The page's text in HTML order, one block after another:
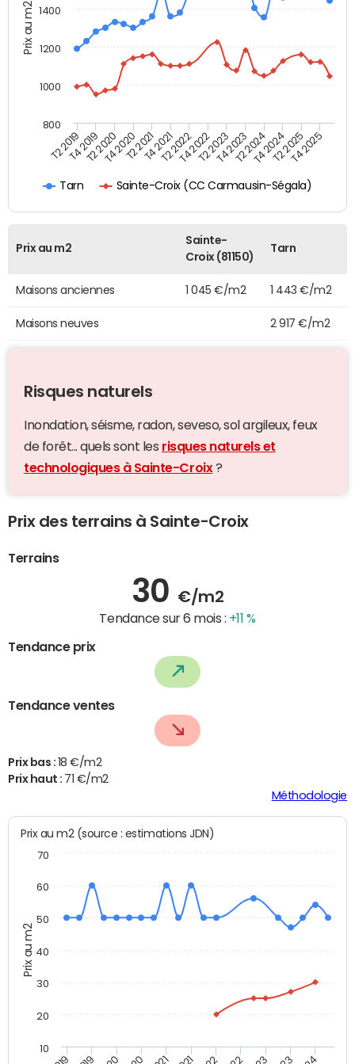
Prix au m2
Tarn Sainte-Croix (CC Carmausin-Ségala)
T2 2019T4 2019T2 2020T4 2020T2 2021T4 2021T2 2022T4 2022T2 2023T4 2023T2 2024T4 2024T2 2025T4 2025
800
1000
1200
1400
Prix au m2
Sainte-
Croix (81150)
Tarn
Maisons anciennes 1 045 €/m2 1 443 €/m2
Maisons neuves 2 917 €/m2
Risques naturels
Inondation, séisme, radon, seveso, sol argileux, feux
de forêt... quels sont les risques naturels et
technologiques à Sainte-Croix?
Prix des terrains à Sainte-Croix
Terrains
30 €/m2
Tendance sur 6 mois : +11 %
Tendance prix
Tendance ventes
Prix bas : 18 €/m2
Prix haut : 71 €/m2
Méthodologie
Prix au m2
Prix au m2 (source : estimations JDN)
10
20
30
40
50
60
70